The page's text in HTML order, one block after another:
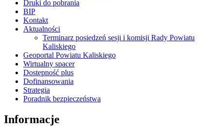
Druki do pobrania
BIP
Kontakt
Aktualności
Terminarz posiedzeń sesji i komisji Rady Powiatu
Kaliskiego
Geoportal Powiatu Kaliskiego
Wirtualny spacer
Dostępność plus
Dofinansowania
Strategia
Poradnik bezpieczeństwa
Informacje